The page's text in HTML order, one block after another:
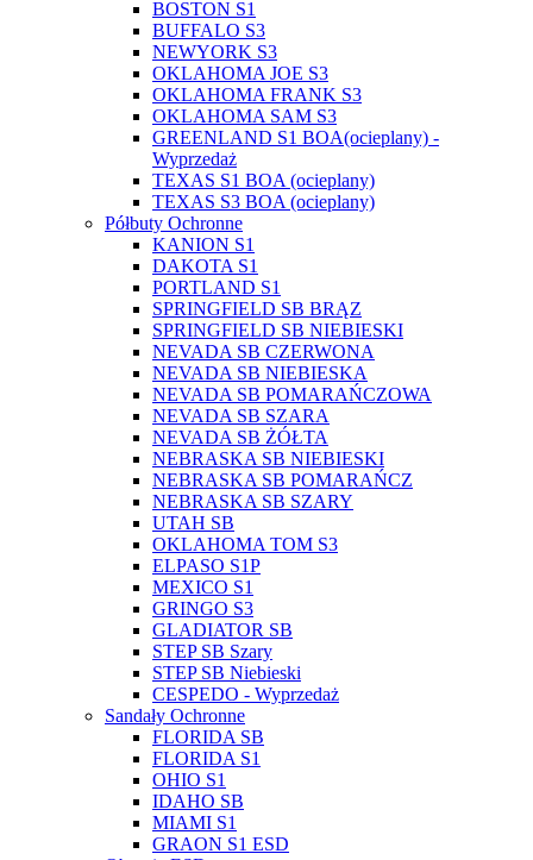
BOSTON S1
BUFFALO S3
NEWYORK S3
OKLAHOMA JOE S3
OKLAHOMA FRANK S3
OKLAHOMA SAM S3
GREENLAND S1 BOA(ocieplany) -
Wyprzedaż
TEXAS S1 BOA (ocieplany)
TEXAS S3 BOA (ocieplany)
Półbuty Ochronne
KANION S1
DAKOTA S1
PORTLAND S1
SPRINGFIELD SB BRĄZ
SPRINGFIELD SB NIEBIESKI
NEVADA SB CZERWONA
NEVADA SB NIEBIESKA
NEVADA SB POMARAŃCZOWA
NEVADA SB SZARA
NEVADA SB ŻÓŁTA
NEBRASKA SB NIEBIESKI
NEBRASKA SB POMARAŃCZ
NEBRASKA SB SZARY
UTAH SB
OKLAHOMA TOM S3
ELPASO S1P
MEXICO S1
GRINGO S3
GLADIATOR SB
STEP SB Szary
STEP SB Niebieski
CESPEDO - Wyprzedaż
Sandały Ochronne
FLORIDA SB
FLORIDA S1
OHIO S1
IDAHO SB
MIAMI S1
GRAON S1 ESD